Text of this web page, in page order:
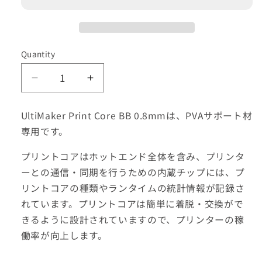
Quantity
Decrease
quantity
UltiMaker
Print
BB
0.80mm
Increase
quantity
UltiMaker
BB
0.80mm
UltiMaker Print Core BB 0.8mmは、PVAサポート材
専用です。
プリントコアはホットエンド全体を含み、プリンタ
ーとの通信・同期を行うための内蔵チップには、プ
リントコアの種類やランタイムの統計情報が記録さ
れています。プリントコアは簡単に着脱・交換がで
きるように設計されていますので、プリンターの稼
働率が向上します。